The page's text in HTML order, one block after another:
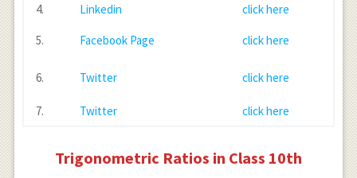
4.
Linkedin click here
5. Facebook Page click here
6. Twitter click here
7. Twitter click here
Trigonometric Ratios in Class 10th